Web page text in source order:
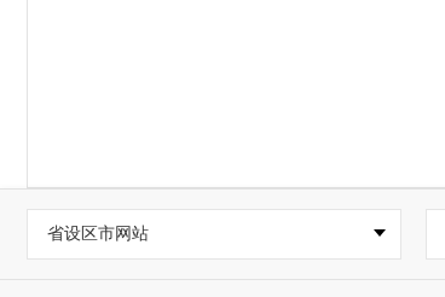
省设区市网站